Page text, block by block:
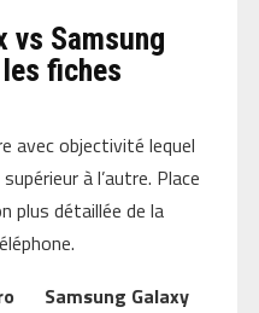
vs Samsung
fiches
avec objectivité lequel
à l’autre. Place
plus détaillée de la
Samsung Galaxy